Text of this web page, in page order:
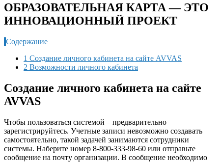
ОБРАЗОВАТЕЛЬНАЯ КАРТА — ЭТО
ИННОВАЦИОННЫЙ ПРОЕКТ
Содержание
1 Создание личного кабинета на сайте AVVAS
2 Возможности личного кабинета
Создание личного кабинета на сайте
AVVAS
Чтобы пользоваться системой – предварительно
зарегистрируйтесь. Учетные записи невозможно создавать
самостоятельно, такой задачей занимаются сотрудники
системы. Наберите номер 8-800-333-98-60 или отправьте
сообщение на почту организации. В сообщение необходимо